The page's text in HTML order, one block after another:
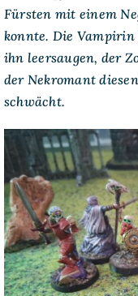
Fürsten mit einem
konnte. Die
ihn leersaugen, der
der Nekromant
schwächt.